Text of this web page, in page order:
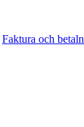
Faktura och